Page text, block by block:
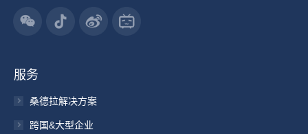
服务
桑德拉解决方案
跨国&大型企业